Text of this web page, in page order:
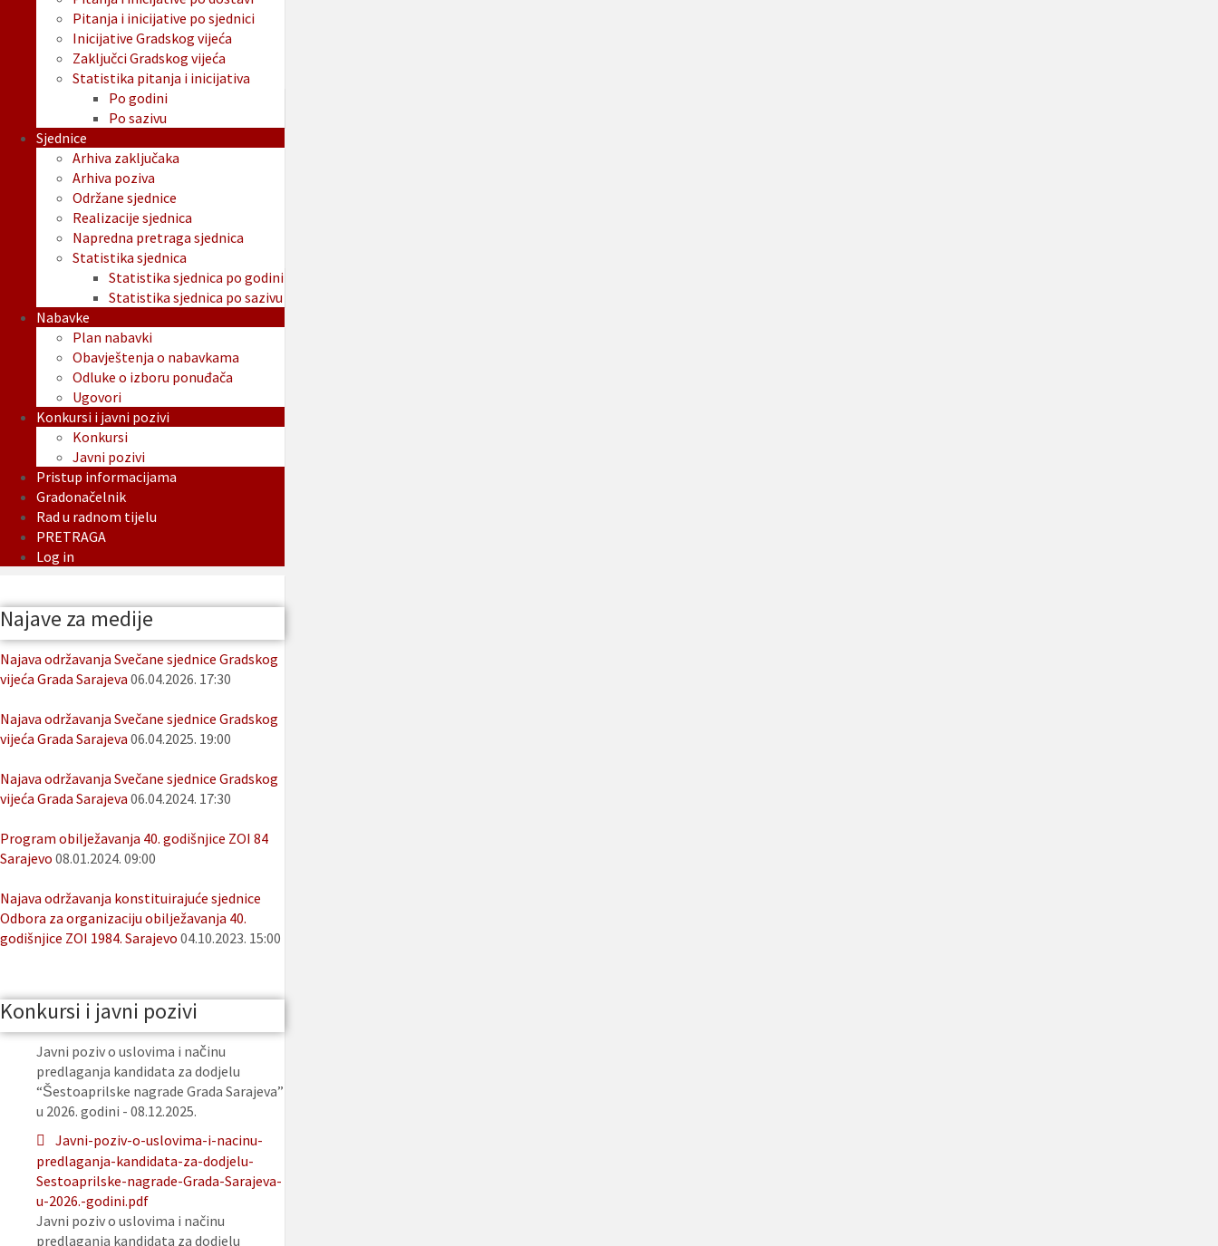
Pitanja i inicijative po sjednici
Inicijative Gradskog vijeća
Zaključci Gradskog vijeća
Statistika pitanja i inicijativa
Po godini
Po sazivu
Sjednice
Arhiva zaključaka
Arhiva poziva
Održane sjednice
Realizacije sjednica
Napredna pretraga sjednica
Statistika sjednica
Statistika sjednica po godini
Statistika sjednica po sazivu
Nabavke
Plan nabavki
Obavještenja o nabavkama
Odluke o izboru ponuđača
Ugovori
Konkursi i javni pozivi
Konkursi
Javni pozivi
Pristup informacijama
Gradonačelnik
Rad u radnom tijelu
PRETRAGA
Log in
Najave za medije
Najava održavanja Svečane sjednice Gradskog
vijeća Grada Sarajeva 06.04.2026. 17:30
Najava održavanja Svečane sjednice Gradskog
vijeća Grada Sarajeva 06.04.2025. 19:00
Najava održavanja Svečane sjednice Gradskog
vijeća Grada Sarajeva 06.04.2024. 17:30
Program obilježavanja 40. godišnjice ZOI 84
Sarajevo 08.01.2024. 09:00
Najava održavanja konstituirajuće sjednice
Odbora za organizaciju obilježavanja 40.
godišnjice ZOI 1984. Sarajevo 04.10.2023. 15:00
Konkursi i javni pozivi
Javni poziv o uslovima i načinu
predlaganja kandidata za dodjelu
“Šestoaprilske nagrade Grada Sarajeva”
u 2026. godini - 08.12.2025.
Javni-poziv-o-uslovima-i-nacinu-
predlaganja-kandidata-za-dodjelu-
Sestoaprilske-nagrade-Grada-Sarajeva-
u-2026.-godini.pdf
Javni poziv o uslovima i načinu
predlaganja kandidata za dodjelu